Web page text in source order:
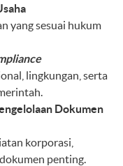
yang sesuai hukum
lingkungan, serta
Dokumen
korporasi,
penting.